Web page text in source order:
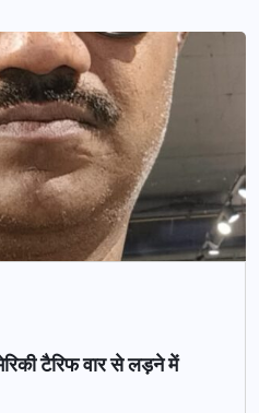
टैरिफ वार से लड़ने में